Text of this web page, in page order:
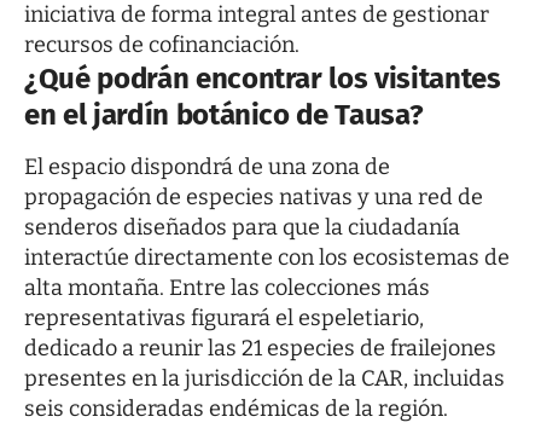
iniciativa de forma integral antes de gestionar
recursos de cofinanciación.
¿Qué podrán encontrar los visitantes
en el jardín botánico de Tausa?
El espacio dispondrá de una zona de
propagación de especies nativas y una red de
senderos diseñados para que la ciudadanía
interactúe directamente con los ecosistemas de
alta montaña. Entre las colecciones más
representativas figurará el espeletiario,
dedicado a reunir las 21 especies de frailejones
presentes en la jurisdicción de la CAR, incluidas
seis consideradas endémicas de la región.